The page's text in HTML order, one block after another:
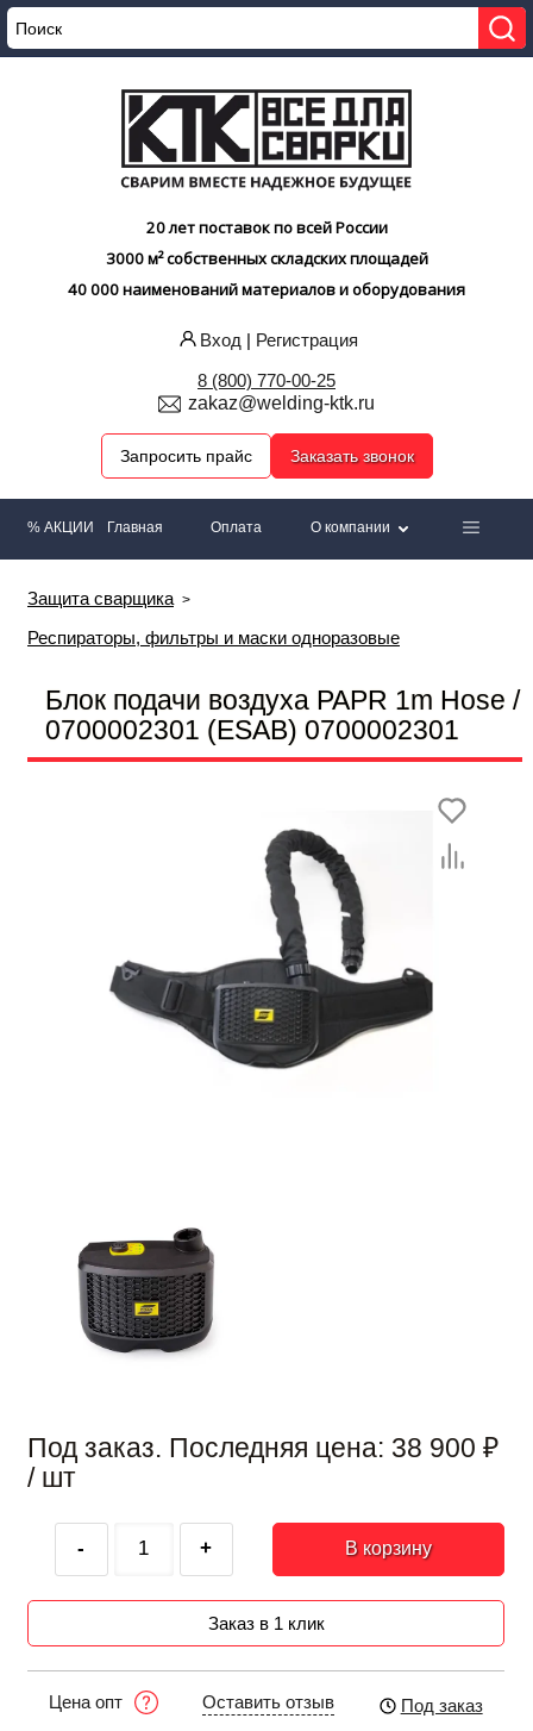
20 лет поставок по всей России
3000 м² собственных складских площадей
40 000 наименований материалов и оборудования
Вход | Регистрация
8 (800) 770-00-25
zakaz@welding-ktk.ru
Запросить прайс Заказать звонок
% АКЦИИ Главная Оплата О компании
Защита сварщика
Респираторы, фильтры и маски одноразовые
Блок подачи воздуха PAPR 1m Hose /
0700002301 (ESAB) 0700002301
Под заказ. Последняя цена: 38 900 ₽
/ шт
- + В корзину
Заказ в 1 клик
Цена опт Оставить отзыв Под заказ